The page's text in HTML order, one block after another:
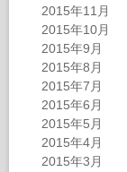
2015年11月
2015年10月
2015年9月
2015年8月
2015年7月
2015年6月
2015年5月
2015年4月
2015年3月